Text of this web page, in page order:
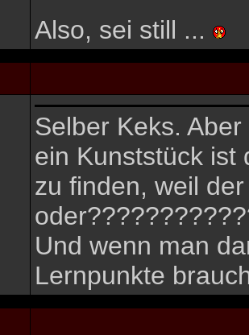
Also, sei still ...
Selber Keks.
ein Kunststück ist
zu finden, weil
Und wenn man
Lernpunkte